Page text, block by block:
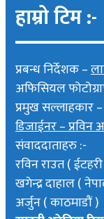
हाम्रो टिम :-
प्रबन्ध निर्देशक –
अफिसियल
प्रमुख सल्लाहकार –
डिजाईनर – प्रविन
संवाददाताहरु :-
रविन राउत (
खगेन्द्र दाहाल (
अर्जुन ( काठमाडौं )